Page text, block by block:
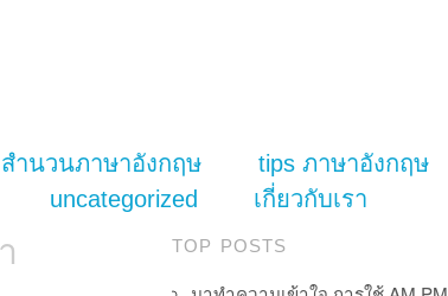
สำนวนภาษาอังกฤษ
tips ภาษาอังกฤษ
uncategorized เกี่ยวกับเรา
TOP POSTS